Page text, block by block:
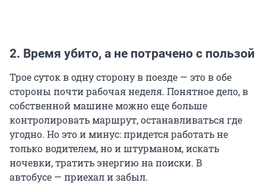
2. Время убито, а не потрачено с пользой
Трое суток в одну сторону в поезде — это в обе
стороны почти рабочая неделя. Понятное дело, в
собственной машине можно еще больше
контролировать маршрут, останавливаться где
угодно. Но это и минус: придется работать не
только водителем, но и штурманом, искать
ночевки, тратить энергию на поиски. В
автобусе — приехал и забыл.